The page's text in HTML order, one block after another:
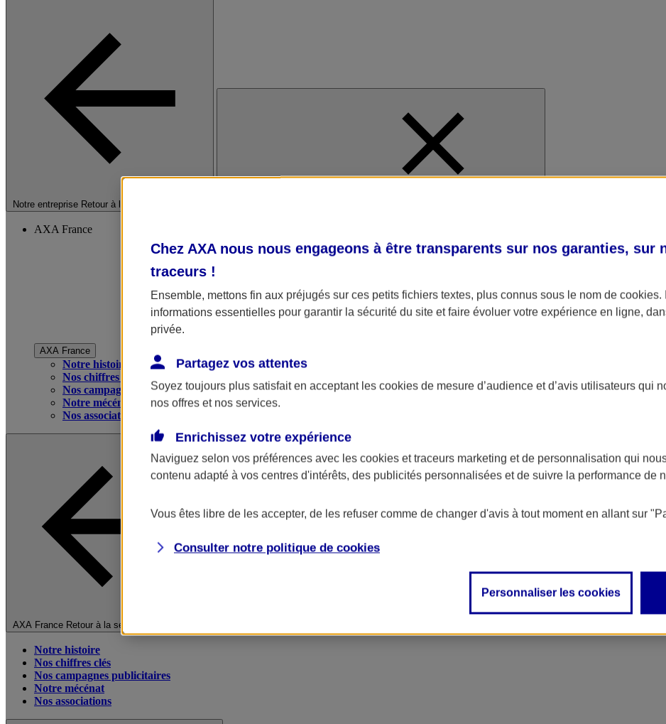
Notre entreprise Retour à la section précédente
AXA France
AXA France
Notre histoire
Nos chiffres clés
Nos campagnes publicitaires
Notre mécénat
Nos associations
AXA France Retour à la section précédente
Notre histoire
Nos chiffres clés
Nos campagnes publicitaires
Notre mécénat
Nos associations
Chez AXA nous nous engageons à être transparents sur nos garanties, sur
traceurs !
Ensemble, mettons fin aux préjugés sur ces petits fichiers textes, plus connus sous le nom de cookies.
informations essentielles pour garantir la sécurité du site et faire évoluer votre expérience en ligne,
privée.
Partagez vos attentes
Soyez toujours plus satisfait en acceptant les cookies de mesure d’audience et d’avis utilisateurs qui
nos offres et nos services.
Enrichissez votre expérience
Naviguez selon vos préférences avec les cookies et traceurs marketing et de personnalisation qui
contenu adapté à vos centres d'intérêts, des publicités personnalisées et de suivre la performance de
Vous êtes libre de les accepter, de les refuser comme de changer d'avis à tout moment en allant sur
Consulter notre politique de cookies
Personnaliser les cookies